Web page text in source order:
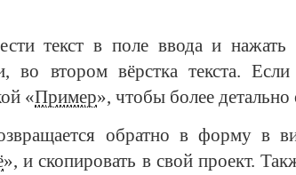
текств полевводаи нажать
во второмвёрстка текста.
«Пример», чтобы более
обратно в форму в
»,и скопировать в свойпроект.